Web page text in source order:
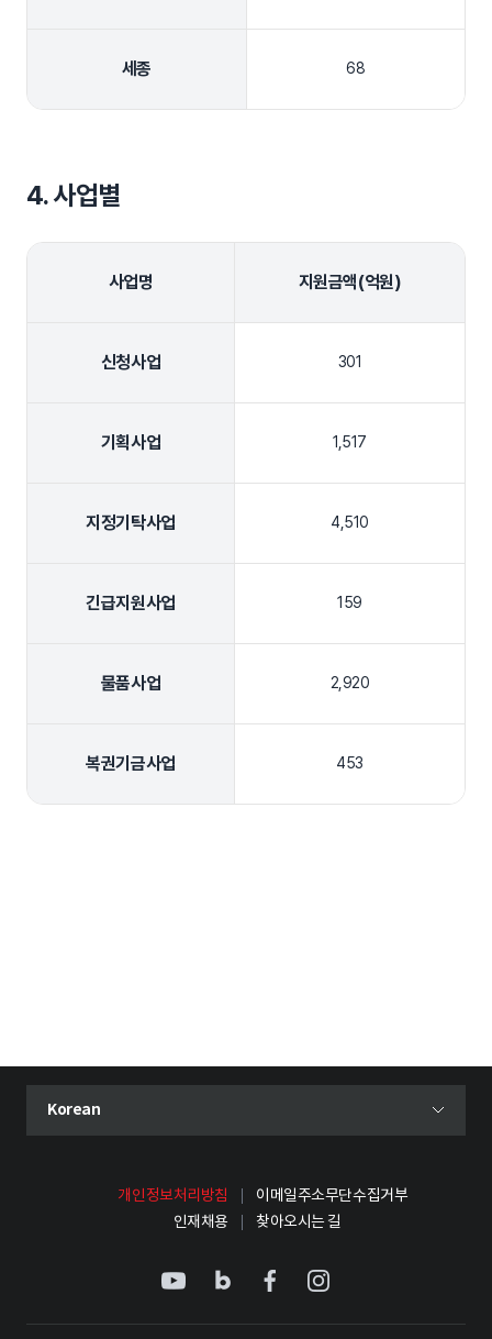
세종 68
4. 사업별
사업명 지원금액(억원)
신청사업 301
기획사업 1,517
지정기탁사업 4,510
긴급지원사업 159
물품사업 2,920
복권기금사업 453
언어 선택 메뉴 열기
현재 선택된 언어
Korean
개인정보처리방침
이메일주소무단수집거부
인재채용
찾아오시는 길